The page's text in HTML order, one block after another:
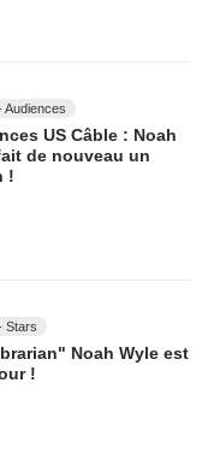
Audiences
US Câble : Noah
de nouveau un
!
Stars
Noah Wyle est
!